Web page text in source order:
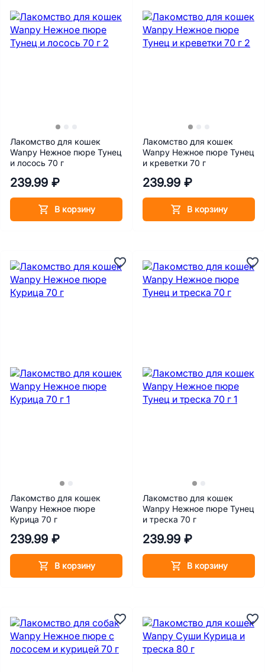
Лакомство для кошек
Wanpy Нежное пюре Тунец
и лосось 70 г
239.99 ₽
В корзину
Лакомство для кошек
Wanpy Нежное пюре Тунец
и креветки 70 г
239.99 ₽
В корзину
Лакомство для кошек
Wanpy Нежное пюре
Курица 70 г
239.99 ₽
В корзину
Лакомство для кошек
Wanpy Нежное пюре Тунец
и треска 70 г
239.99 ₽
В корзину